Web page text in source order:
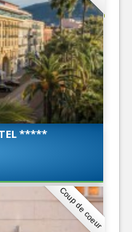
*****
Coup de coeur